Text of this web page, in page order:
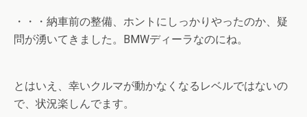
・・・納車前の整備、ホントにしっかりやったのか、疑
問が湧いてきました。BMWディーラなのにね。
とはいえ、幸いクルマが動かなくなるレベルではないの
で、状況楽しんでます。